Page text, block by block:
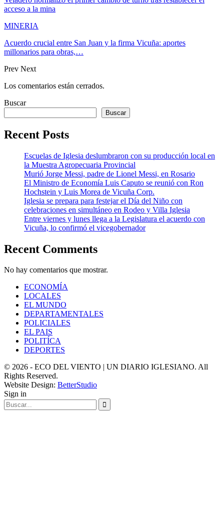
acceso a la mina
MINERIA
Acuerdo crucial entre San Juan y la firma Vicuña: aportes
millonarios para obras,…
Prev Next
Los comentarios están cerrados.
Buscar
Buscar
Recent Posts
Escuelas de Iglesia deslumbraron con su producción local en
la Muestra Agropecuaria Provincial
Murió Jorge Messi, padre de Lionel Messi, en Rosario
El Ministro de Economía Luis Caputo se reunió con Ron
Hochstein y Luis Morea de Vicuña Corp.
Iglesia se prepara para festejar el Día del Niño con
celebraciones en simultáneo en Rodeo y Villa Iglesia
Entre viernes y lunes llega a la Legislatura el acuerdo con
Vicuña, lo confirmó el vicegobernador
Recent Comments
No hay comentarios que mostrar.
ECONOMÍA
LOCALES
EL MUNDO
DEPARTAMENTALES
POLICIALES
EL PAIS
POLITÍCA
DEPORTES
© 2026 - ECO DEL VIENTO | UN DIARIO IGLESIANO. All
Rights Reserved.
Website Design: BetterStudio
Sign in